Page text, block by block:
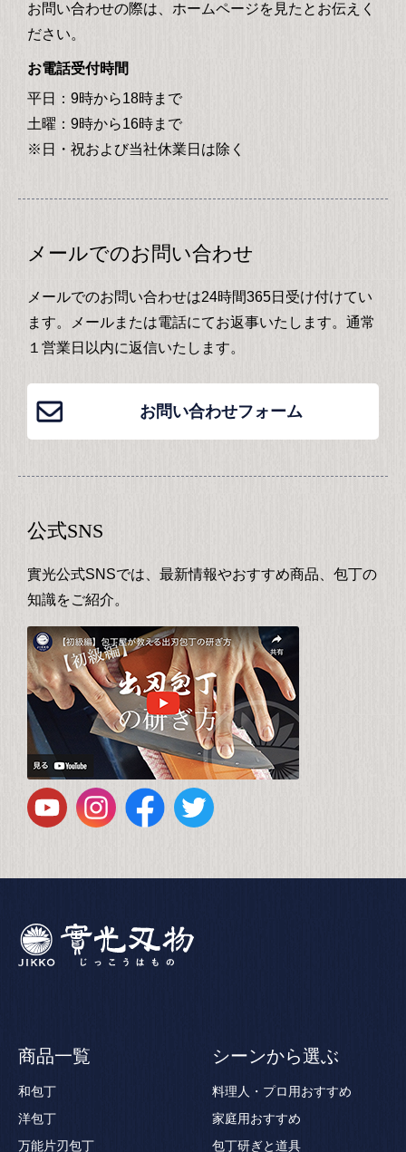
お問い合わせの際は、ホームページを見たとお伝えく
ださい。
お電話受付時間
平日：9時から18時まで
土曜：9時から16時まで
※日・祝および当社休業日は除く
メールでのお問い合わせ
メールでのお問い合わせは24時間365日受け付けてい
ます。メールまたは電話にてお返事いたします。通常
１営業日以内に返信いたします。
お問い合わせフォーム
公式SNS
實光公式SNSでは、最新情報やおすすめ商品、包丁の
知識をご紹介。
商品一覧
和包丁
洋包丁
万能片刃包丁
シーンから選ぶ
料理人・プロ用おすすめ
家庭用おすすめ
包丁研ぎと道具